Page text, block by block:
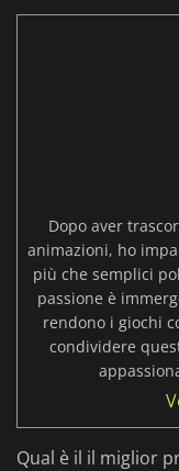
Dopo aver
animazioni, ho
più che semplici
passione è
rendono i giochi
condividere
Qual è il il miglior